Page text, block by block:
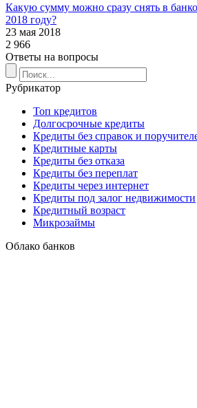
Какую сумму можно сразу снять в
2018 году?
23 мая 2018
2 966
Ответы на вопросы
Рубрикатор
Топ кредитов
Долгосрочные кредиты
Кредиты без справок и
Кредитные карты
Кредиты без отказа
Кредиты без переплат
Кредиты через интернет
Кредиты под залог недвижимости
Кредитный возраст
Микрозаймы
Облако банков